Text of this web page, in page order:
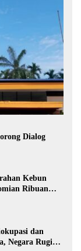
Dialog
Kebun
Ribuan
dan
Negara Rugi